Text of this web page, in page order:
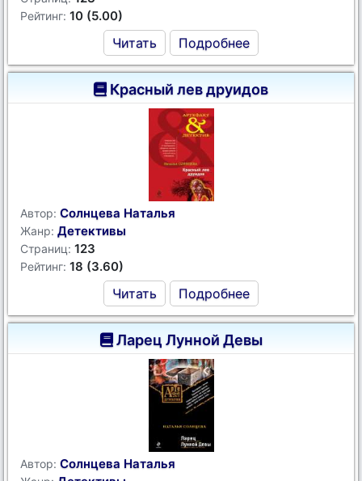
Рейтинг: 10 (5.00)
Читать Подробнее
Красный лев друидов
Автор: Солнцева Наталья
Жанр: Детективы
Страниц: 123
Рейтинг: 18 (3.60)
Читать Подробнее
Ларец Лунной Девы
Автор: Солнцева Наталья